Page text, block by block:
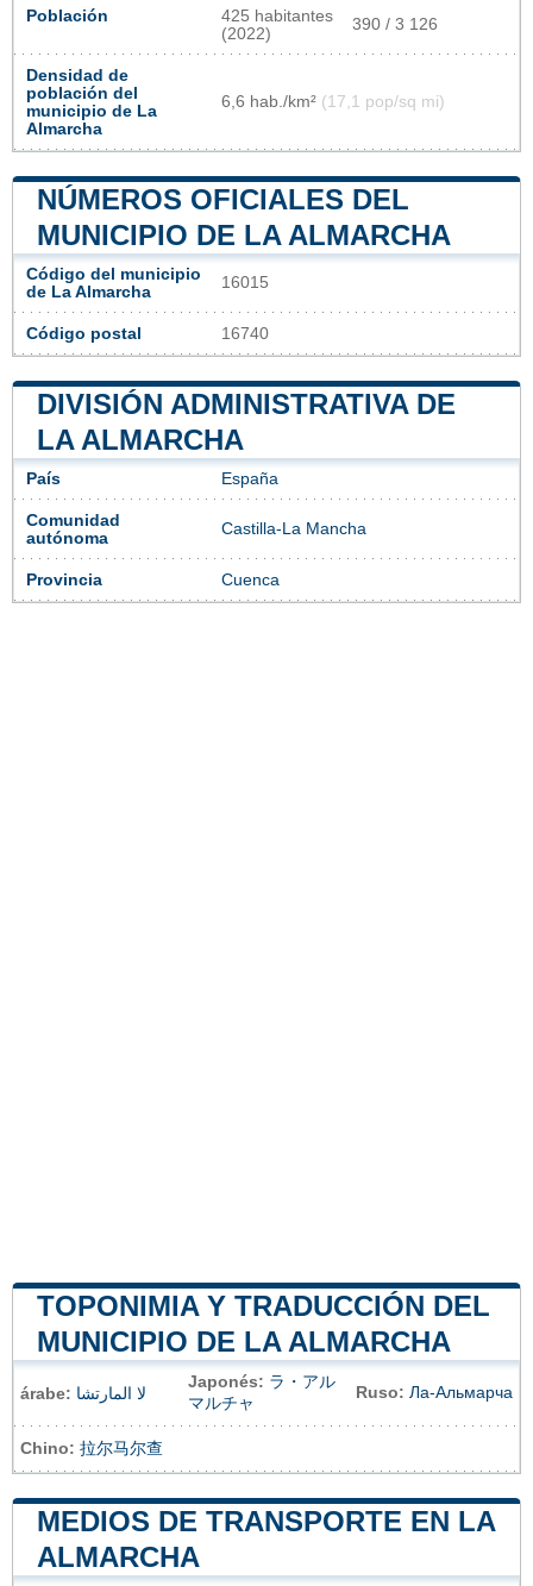
Población
425 habitantes
(2022)
390 / 3 126
Densidad de
población del
municipio de La
Almarcha
6,6 hab./km² (17,1 pop/sq mi)
NÚMEROS OFICIALES DEL
MUNICIPIO DE LA ALMARCHA
Código del municipio
de La Almarcha
16015
Código postal 16740
DIVISIÓN ADMINISTRATIVA DE
LA ALMARCHA
País España
Comunidad
autónoma
Castilla-La Mancha
Provincia Cuenca
TOPONIMIA Y TRADUCCIÓN DEL
MUNICIPIO DE LA ALMARCHA
árabe: لا المارتشا
Japonés: ラ・アル
マルチャ
Ruso: Ла-Альмарча
Chino: 拉尔马尔查
MEDIOS DE TRANSPORTE EN LA
ALMARCHA